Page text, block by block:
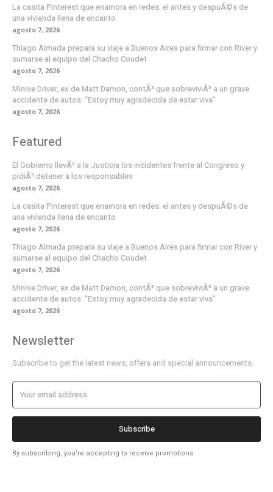
La casita Pinterest que enamora en redes: el antes y despuÃ©s de
una vivienda llena de encanto
agosto 7, 2026
Thiago Almada prepara su viaje a Buenos Aires para firmar con River y
sumarse al equipo del Chacho Coudet
agosto 7, 2026
Minnie Driver, ex de Matt Damon, contÃ³ que sobreviviÃ³ a un grave
accidente de autos: “Estoy muy agradecida de estar viva”
agosto 7, 2026
Featured
El Gobierno llevÃ³ a la Justicia los incidentes frente al Congreso y
pidiÃ³ detener a los responsables
agosto 7, 2026
La casita Pinterest que enamora en redes: el antes y despuÃ©s de
una vivienda llena de encanto
agosto 7, 2026
Thiago Almada prepara su viaje a Buenos Aires para firmar con River y
sumarse al equipo del Chacho Coudet
agosto 7, 2026
Minnie Driver, ex de Matt Damon, contÃ³ que sobreviviÃ³ a un grave
accidente de autos: “Estoy muy agradecida de estar viva”
agosto 7, 2026
Newsletter
Subscribe to get the latest news, offers and special announcements.
Subscribe
By subscribing, you're accepting to receive promotions.